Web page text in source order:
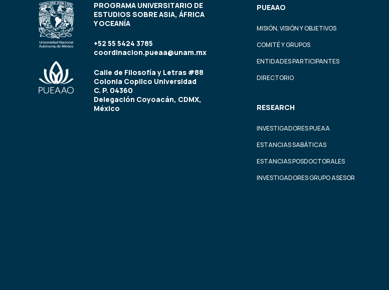
PROGRAMA UNIVERSITARIO DE
ESTUDIOS SOBRE ASIA, ÁFRICA
Y OCEANÍA
+52 55 5424 3785
coordinacion.pueaa@unam.mx
Calle de Filosofía y Letras #88
Colonia Copilco Universidad
C. P. 04360
Delegación Coyoacán, CDMX,
México
PUEAAO
MISIÓN, VISIÓN Y OBJETIVOS
COMITÉ Y GRUPOS
ENTIDADES PARTICIPANTES
DIRECTORIO
RESEARCH
INVESTIGADORES PUEAA
ESTANCIAS SABÁTICAS
ESTANCIAS POSDOCTORALES
INVESTIGADORES GRUPO ASESOR